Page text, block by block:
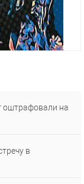
оштрафовали на
в